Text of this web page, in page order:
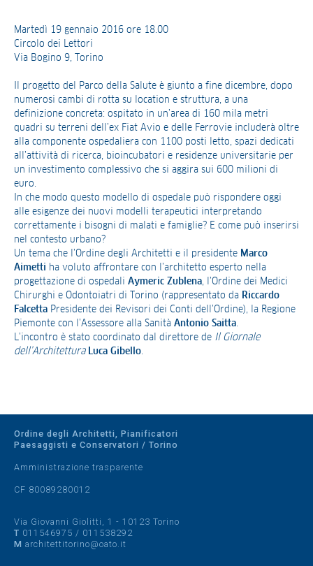
Martedì 19 gennaio 2016 ore 18.00
Circolo dei Lettori
Via Bogino 9, Torino
Il progetto del Parco della Salute è giunto a fine dicembre, dopo
numerosi cambi di rotta su location e struttura, a una
definizione concreta: ospitato in un’area di 160 mila metri
quadri su terreni dell’ex Fiat Avio e delle Ferrovie includerà oltre
alla componente ospedaliera con 1100 posti letto, spazi dedicati
all’attività di ricerca, bioincubatori e residenze universitarie per
un investimento complessivo che si aggira sui 600 milioni di
euro.
In che modo questo modello di ospedale può rispondere oggi
alle esigenze dei nuovi modelli terapeutici interpretando
correttamente i bisogni di malati e famiglie? E come può inserirsi
nel contesto urbano?
Un tema che l’Ordine degli Architetti e il presidente Marco
Aimetti ha voluto affrontare con l’architetto esperto nella
progettazione di ospedali Aymeric Zublena , l’Ordine dei Medici
Chirurghi e Odontoiatri di Torino (rappresentato da Riccardo
Falcetta Presidente dei Revisori dei Conti dell’Ordine), la Regione
Piemonte con l’Assessore alla Sanità Antonio Saitta
L’incontro è stato coordinato dal direttore de Il Giornale
dell’Architettura
Luca Gibello
Ordine degli Architetti, Pianificatori
Paesaggisti e Conservatori / Torino
Amministrazione trasparente
CF 80089280012
Via Giovanni Giolitti, 1 - 10123 Torino
T 011546975 / 011538292
M architettitorino@oato.it